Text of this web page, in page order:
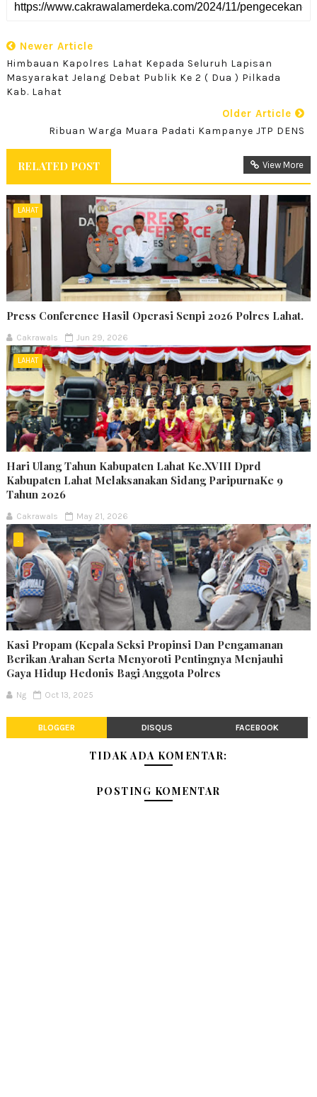
Newer Article
Himbauan Kapolres Lahat Kepada Seluruh Lapisan
Masyarakat Jelang Debat Publik Ke 2 ( Dua ) Pilkada
Kab. Lahat
Older Article
Ribuan Warga Muara Padati Kampanye JTP DENS
RELATED POST View More
LAHAT
Press Conference Hasil Operasi Senpi 2026 Polres Lahat.
Cakrawals Jun 29, 2026
LAHAT
Hari Ulang Tahun Kabupaten Lahat Ke.XVIII Dprd
Kabupaten Lahat Melaksanakan Sidang ParipurnaKe 9
Tahun 2026
Cakrawals May 21, 2026
.
Kasi Propam (Kepala Seksi Propinsi Dan Pengamanan
Berikan Arahan Serta Menyoroti Pentingnya Menjauhi
Gaya Hidup Hedonis Bagi Anggota Polres
Ng Oct 13, 2025
BLOGGER DISQUS FACEBOOK
TIDAK ADA KOMENTAR:
POSTING KOMENTAR